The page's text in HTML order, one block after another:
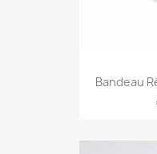
Bandeau